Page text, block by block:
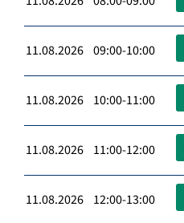
11.08.2026 09:00-10:00
11.08.2026 10:00-11:00
11.08.2026 11:00-12:00
11.08.2026 12:00-13:00